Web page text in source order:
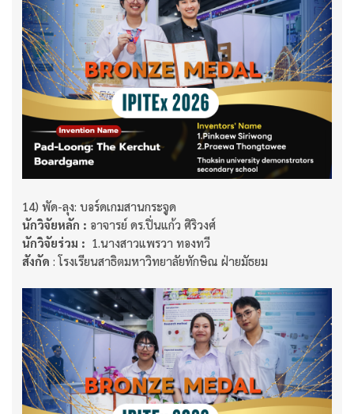
14) พัด-ลุง: บอร์ดเกมสานกระจูด
นักวิจัยหลัก : อาจารย์ ดร.ปิ่นแก้ว ศิริวงศ์​​​​​​​
นักวิจัยร่วม : ​​​​​​​ 1.นางสาวแพรวา ทองทวี​​​​​​​
สังกัด : โรงเรียนสาธิตมหาวิทยาลัยทักษิณ ฝ่ายมัธยม